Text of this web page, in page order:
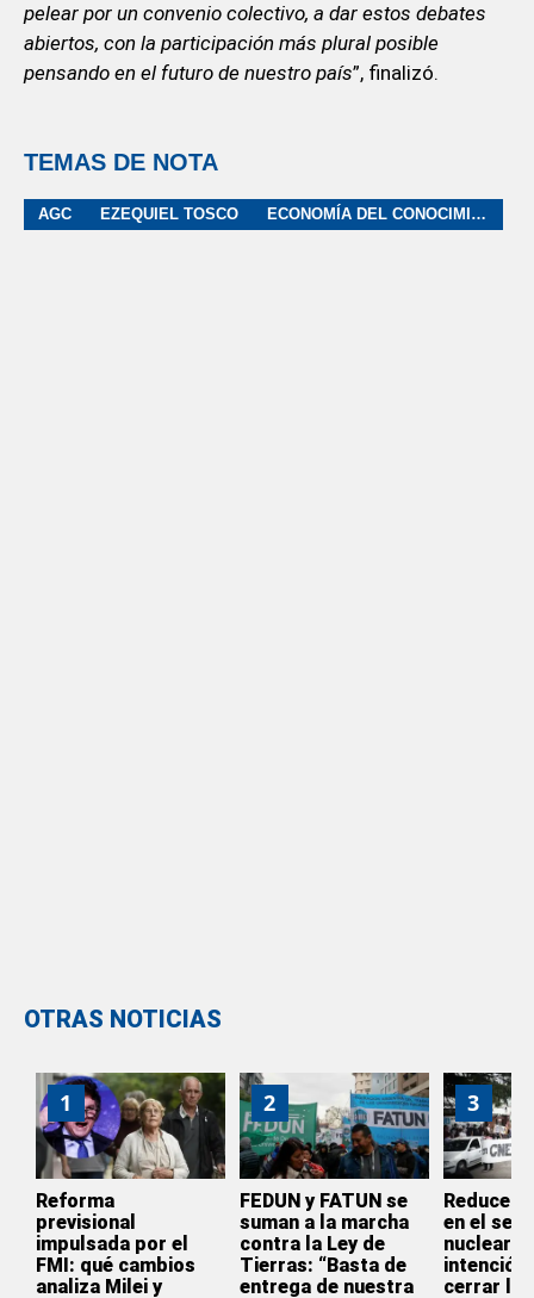
pelear por un convenio colectivo, a dar estos debates
abiertos, con la participación más plural posible
pensando en el futuro de nuestro país”, finalizó.
TEMAS DE NOTA
AGC EZEQUIEL TOSCO ECONOMÍA DEL CONOCIMIENTO
OTRAS NOTICIAS
1
Reforma
previsional
impulsada por el
FMI: qué cambios
analiza Milei y
2
FEDUN y FATUN se
suman a la marcha
contra la Ley de
Tierras: “Basta de
entrega de nuestra
3
Reducen
en el
nuclear:
intención
cerrar la